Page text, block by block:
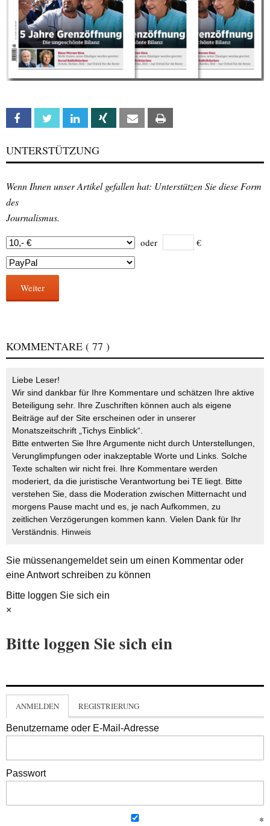
Facebook Twitter Linkedin Xing Email
UNTERSTÜTZUNG
Wenn Ihnen unser Artikel gefallen hat: Unterstützen Sie diese Form
des
Journalismus.
oder €
Weiter
KOMMENTARE ( 77 )
Liebe Leser!
Wir sind dankbar für Ihre Kommentare und schätzen Ihre aktive
Beteiligung sehr. Ihre Zuschriften können auch als eigene
Beiträge auf der Site erscheinen oder in unserer
Monatszeitschrift „Tichys Einblick“.
Bitte entwerten Sie Ihre Argumente nicht durch Unterstellungen,
Verunglimpfungen oder inakzeptable Worte und Links. Solche
Texte schalten wir nicht frei. Ihre Kommentare werden
moderiert, da die juristische Verantwortung bei TE liegt. Bitte
verstehen Sie, dass die Moderation zwischen Mitternacht und
morgens Pause macht und es, je nach Aufkommen, zu
zeitlichen Verzögerungen kommen kann. Vielen Dank für Ihr
Verständnis. Hinweis
Sie müssenangemeldetsein um einen Kommentar oder
eine Antwort schreiben zu können
Bitte loggen Sie sich ein
×
Bitte loggen Sie sich ein
ANMELDEN REGISTRIERUNG
Benutzername oder E-Mail-Adresse
Passwort